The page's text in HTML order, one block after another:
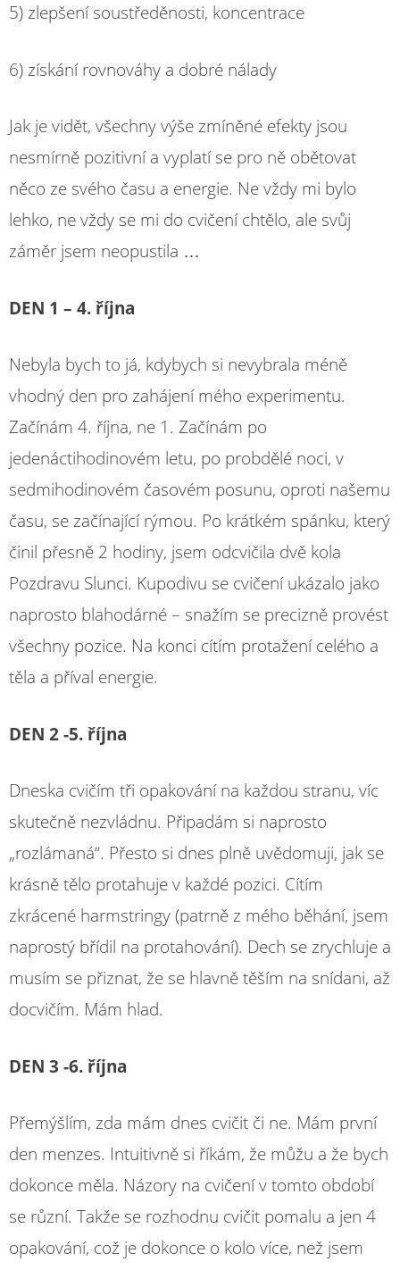
5) zlepšení soustředěnosti, koncentrace
6) získání rovnováhy a dobré nálady
Jak je vidět, všechny výše zmíněné efekty jsou
nesmírně pozitivní a vyplatí se pro ně obětovat
něco ze svého času a energie. Ne vždy mi bylo
lehko, ne vždy se mi do cvičení chtělo, ale svůj
záměr jsem neopustila …
DEN 1 – 4. října
Nebyla bych to já, kdybych si nevybrala méně
vhodný den pro zahájení mého experimentu.
Začínám 4. října, ne 1. Začínám po
jedenáctihodinovém letu, po probdělé noci, v
sedmihodinovém časovém posunu, oproti našemu
času, se začínající rýmou. Po krátkém spánku, který
činil přesně 2 hodiny, jsem odcvičila dvě kola
Pozdravu Slunci. Kupodivu se cvičení ukázalo jako
naprosto blahodárné – snažím se precizně provést
všechny pozice. Na konci cítím protažení celého a
těla a příval energie.
DEN 2 -5. října
Dneska cvičím tři opakování na každou stranu, víc
skutečně nezvládnu. Připadám si naprosto
„rozlámaná“. Přesto si dnes plně uvědomuji, jak se
krásně tělo protahuje v každé pozici. Cítím
zkrácené harmstringy (patrně z mého běhání, jsem
naprostý břídil na protahování). Dech se zrychluje a
musím se přiznat, že se hlavně těším na snídani, až
docvičím. Mám hlad.
DEN 3 -6. října
Přemýšlím, zda mám dnes cvičit či ne. Mám první
den menzes. Intuitivně si říkám, že můžu a že bych
dokonce měla. Názory na cvičení v tomto období
se různí. Takže se rozhodnu cvičit pomalu a jen 4
opakování, což je dokonce o kolo více, než jsem